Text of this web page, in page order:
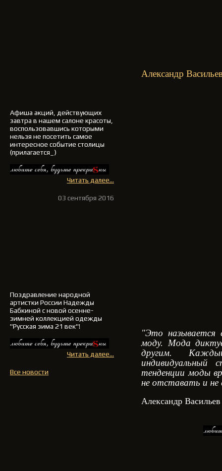
Афиша акций, действующих
завтра в нашем салоне красоты,
воспользовавшись которыми
нельзя не посетить самое
интересное событие столицы
(прилагается_)
Читать далее...
03 сентября 2016
Поздравление народной
артистки России Надежды
Бабкиной с новой осенне-
зимней коллекцией одежды
"Русская зима 21 век"!
Читать далее...
Все новости
Александр
"Это
моду. Мода
другим.
индивидуальный
тенденции моды
не отставать и
Александр Васильев